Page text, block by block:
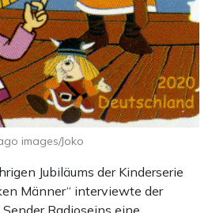
Jubiläums der Kinderserie
Männer“ interviewte der
images/Joko